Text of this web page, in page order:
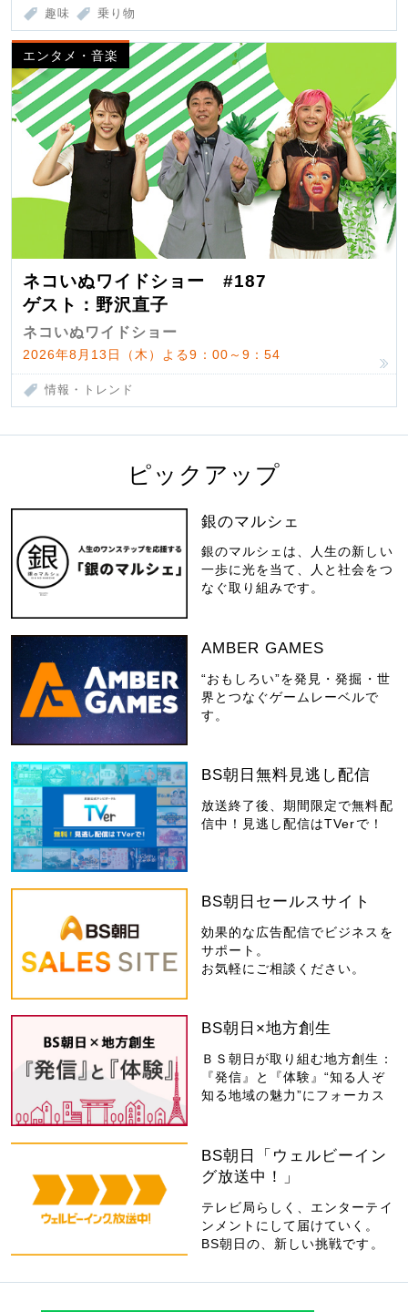
趣味 乗り物
エンタメ・音楽
ネコいぬワイドショー #187
ゲスト：野沢直子
ネコいぬワイドショー
2026年8月13日（木）よる9：00～9：54
情報・トレンド
ピックアップ
銀のマルシェ
銀のマルシェは、人生の新しい
一歩に光を当て、人と社会をつ
なぐ取り組みです。
AMBER GAMES
“おもしろい”を発見・発掘・世
界とつなぐゲームレーベルで
す。
BS朝日無料見逃し配信
放送終了後、期間限定で無料配
信中！見逃し配信はTVerで！
BS朝日セールスサイト
効果的な広告配信でビジネスを
サポート。
お気軽にご相談ください。
BS朝日×地方創生
ＢＳ朝日が取り組む地方創生：
『発信』と『体験』“知る人ぞ
知る地域の魅力”にフォーカス
BS朝日「ウェルビーイン
グ放送中！」
テレビ局らしく、エンターテイ
ンメントにして届けていく。
BS朝日の、新しい挑戦です。